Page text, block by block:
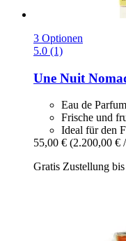
3 Optionen
5.0 (1)
Une Nuit
Eau de Parfum
Frische und
Ideal für den
55,00 € (2.200,00 €
Gratis Zustellung